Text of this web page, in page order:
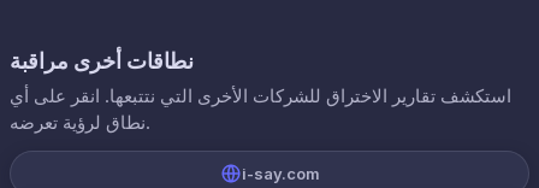
نطاقات أخرى مراقبة
استكشف تقارير الاختراق للشركات الأخرى التي نتتبعها. انقر على أي
نطاق لرؤية تعرضه.
i-say.com